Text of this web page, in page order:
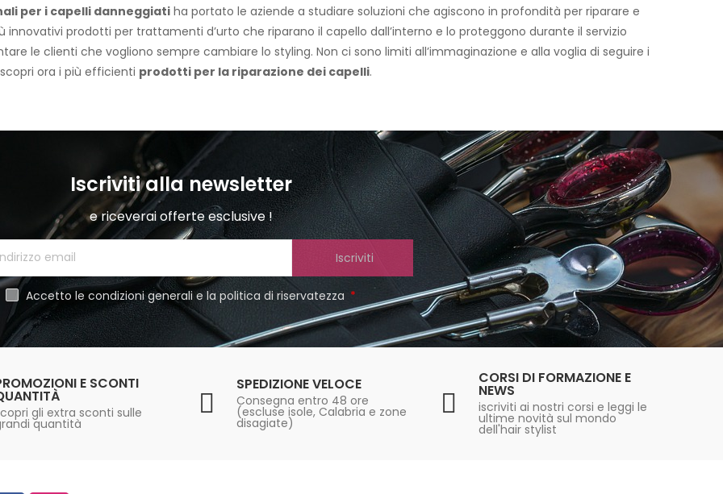
per i capelli danneggiati ha portato le aziende a studiare soluzioni che agiscono in profondità per riparare e
prodotti per trattamenti d’urto che riparano il capello dall’interno e lo proteggono durante il servizio
le clienti che vogliono sempre cambiare lo styling. Non ci sono limiti all’immaginazione e alla voglia di seguire i
ora i più efficienti prodotti per la riparazione dei capelli.
Iscriviti alla newsletter
e riceverai offerte esclusive !
Iscriviti
Accetto le condizioni generali e la politica di riservatezza
E SCONTI
gli extra sconti sulle
quantità
SPEDIZIONE VELOCE
Consegna entro 48 ore
(escluse isole, Calabria e zone
disagiate)
CORSI DI FORMAZIONE E
NEWS
iscriviti ai nostri corsi e leggi le
ultime novità sul mondo
dell'hair stylist